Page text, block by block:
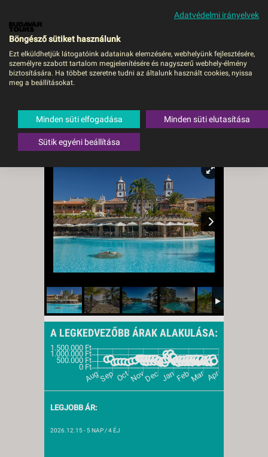
MENÜ
LOPESAN VILLA DEL
THALASSO - BUD, Repülő
Spanyolország,Gran Canaria,
Meloneras
A LEGKEDVEZŐBB ÁRAK ALAKULÁSA:
LEGJOBB ÁR:
2026.12.15- 5 NAP / 4 ÉJ
Adatvédelmi irányelvek
Böngésző sütiket használunk
Ezt elküldhetjük látogatóink adatainak elemzésére, webhelyünk fejlesztésére,
személyre szabott tartalom megjelenítésére és nagyszerű webhely-élmény
biztosítására. Ha többet szeretne tudni az általunk használt cookies, nyissa
meg a beállításokat.
Minden süti elfogadása Minden süti elutasítása
Sütik egyéni beállítása